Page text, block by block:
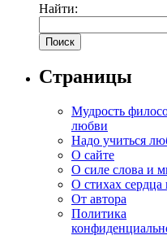
Найти:
Страницы
Мудрость
любви
Надо учиться
О сайте
О силе слова и
О стихах
От автора
Политика